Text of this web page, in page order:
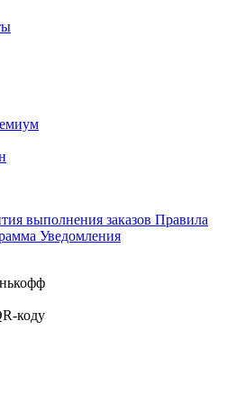
выполнения заказов Правила
Уведомления
коду